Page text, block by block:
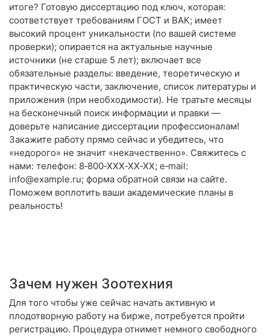
итоге? Готовую диссертацию под ключ, которая:
соответствует требованиям ГОСТ и ВАК; имеет
высокий процент уникальности (по вашей системе
проверки); опирается на актуальные научные
источники (не старше 5 лет); включает все
обязательные разделы: введение, теоретическую и
практическую части, заключение, список литературы и
приложения (при необходимости). Не тратьте месяцы
на бесконечный поиск информации и правки —
доверьте написание диссертации профессионалам!
Закажите работу прямо сейчас и убедитесь, что
«недорого» не значит «некачественно». Свяжитесь с
нами: телефон: 8‑800‑XXX‑XX‑XX; e‑mail:
info@example.ru; форма обратной связи на сайте.
Поможем воплотить ваши академические планы в
реальность!
Зачем нужен Зоотехния
Для того чтобы уже сейчас начать активную и
плодотворную работу на бирже, потребуется пройти
регистрацию. Процедура отнимет немного свободного